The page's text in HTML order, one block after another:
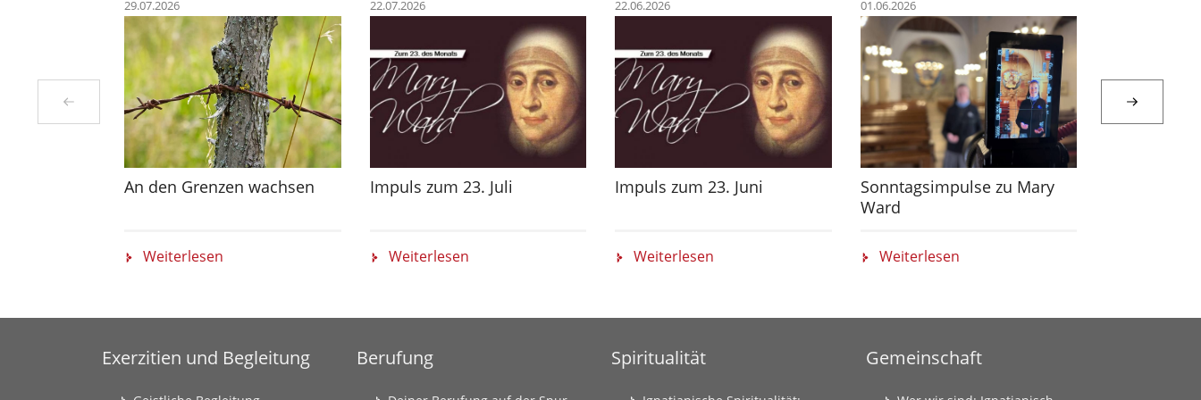
29.07.2026
An den Grenzen wachsen
Weiterlesen
22.07.2026
Impuls zum 23. Juli
Weiterlesen
22.06.2026
Impuls zum 23. Juni
Weiterlesen
01.06.2026
Sonntagsimpulse zu Mary
Ward
Weiterlesen
Exerzitien und Begleitung Berufung Spiritualität Gemeinschaft